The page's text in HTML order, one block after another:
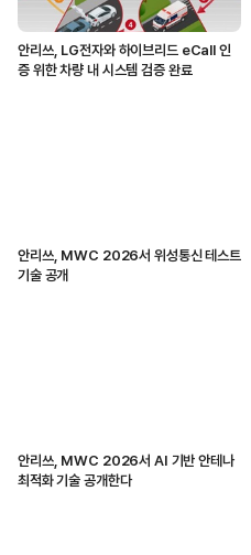
안리쓰, LG전자와 하이브리드 eCall 인
증 위한 차량 내 시스템 검증 완료
안리쓰, MWC 2026서 위성통신 테스트
기술 공개
안리쓰, MWC 2026서 AI 기반 안테나
최적화 기술 공개한다